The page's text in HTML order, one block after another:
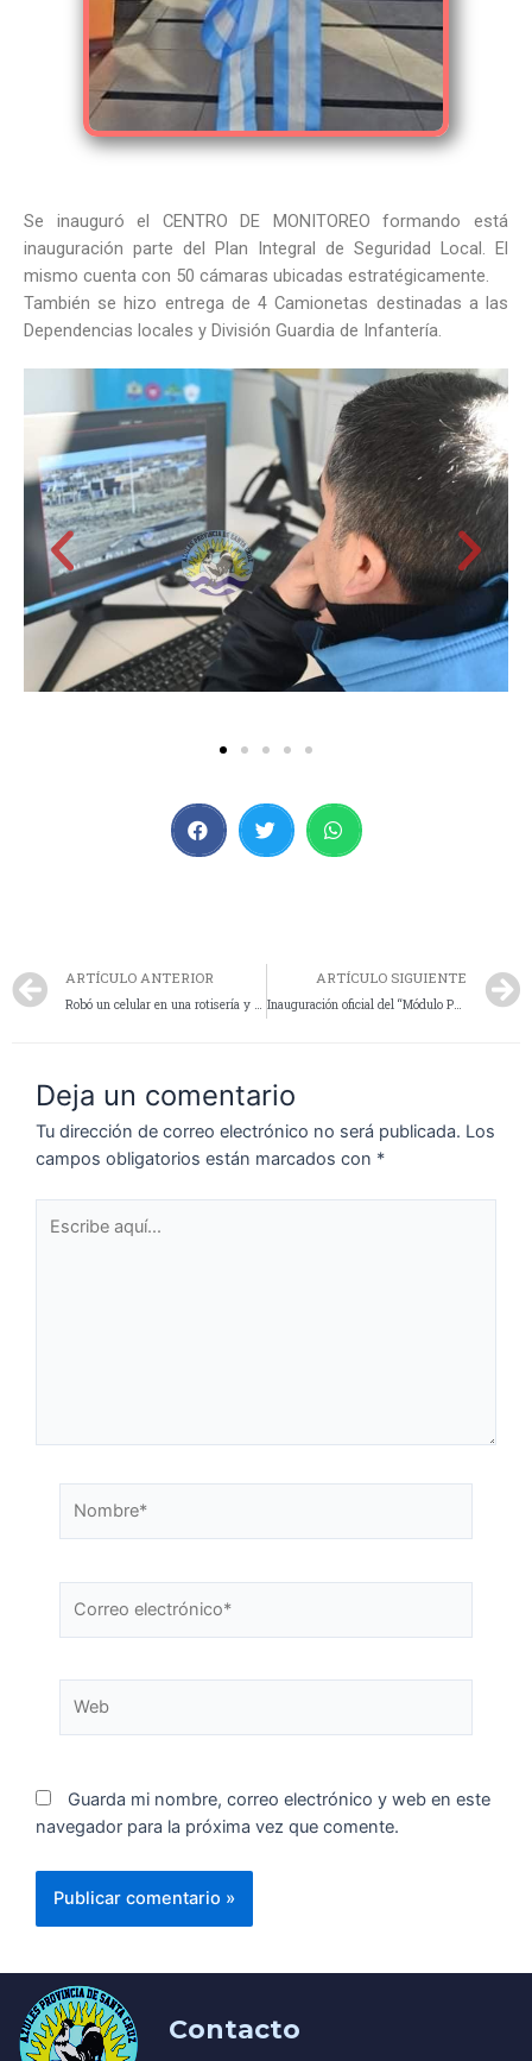
Se inauguró el CENTRO DE MONITOREO formando está
inauguración parte del Plan Integral de Seguridad Local. El
mismo cuenta con 50 cámaras ubicadas estratégicamente.
También se hizo entrega de 4 Camionetas destinadas a las
Dependencias locales y División Guardia de Infantería.
ARTÍCULO ANTERIOR
Robó un celular en una rotisería y policias de Comisaría Segunda de Pico Truncado lo detuvieron
ARTÍCULO SIGUIENTE
Inauguración oficial del “Módulo Penitenciario Pico Truncado”
Deja un comentario
Tu dirección de correo electrónico no será publicada. Los
campos obligatorios están marcados con *
Guarda mi nombre, correo electrónico y web en este
navegador para la próxima vez que comente.
Contacto